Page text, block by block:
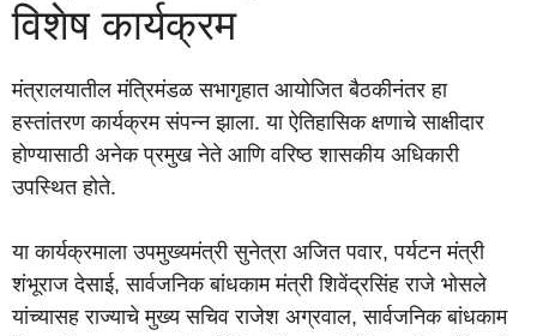
विशेष कार्यक्रम
मंत्रालयातील मंत्रिमंडळ सभागृहात आयोजित बैठकीनंतर हा
हस्तांतरण कार्यक्रम संपन्न झाला. या ऐतिहासिक क्षणाचे साक्षीदार
होण्यासाठी अनेक प्रमुख नेते आणि वरिष्ठ शासकीय अधिकारी
उपस्थित होते.
या कार्यक्रमाला उपमुख्यमंत्री सुनेत्रा अजित पवार, पर्यटन मंत्री
शंभूराज देसाई, सार्वजनिक बांधकाम मंत्री शिवेंद्रसिंह राजे भोसले
यांच्यासह राज्याचे मुख्य सचिव राजेश अग्रवाल, सार्वजनिक बांधकाम